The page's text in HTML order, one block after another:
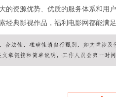
的资源优势、优质的服务体系和用
经典影视作品，福利电影网都能满